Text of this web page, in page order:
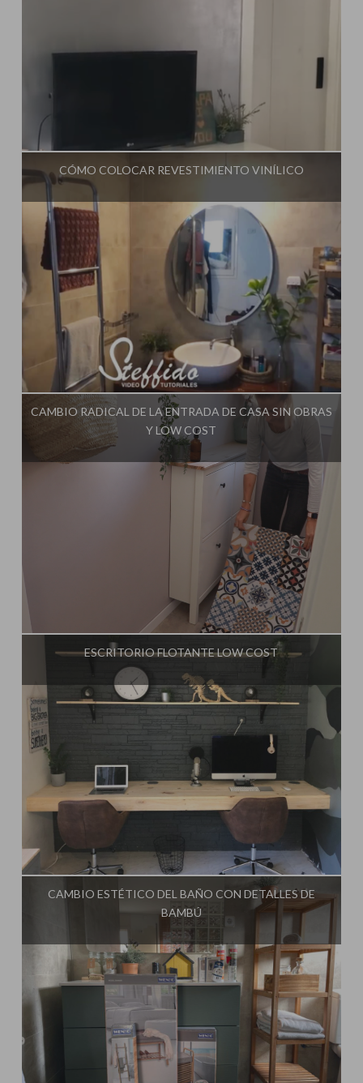
Steffido
CÓMO COLOCAR REVESTIMIENTO VINÍLICO
Influencer:Steffido
CAMBIO RADICAL DE LA ENTRADA DE CASA SIN OBRAS
Y LOW COST
Influencer:Steffido
ESCRITORIO FLOTANTE LOW COST
Influencer: Steffido
CAMBIO ESTÉTICO DEL BAÑO CON DETALLES DE
BAMBÚ